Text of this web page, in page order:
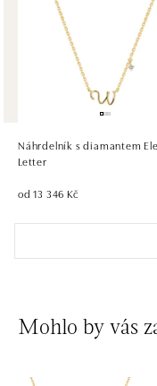
Ivanská cesta 16, 821
tel.: +421 917 090 372
dnes otevřeno od
HALADA OC
Pribinova 8, 811 09
dnes otevřeno od
Náhrdelník s diamantem
Letter
od 13 346 Kč
Mohlo by vás